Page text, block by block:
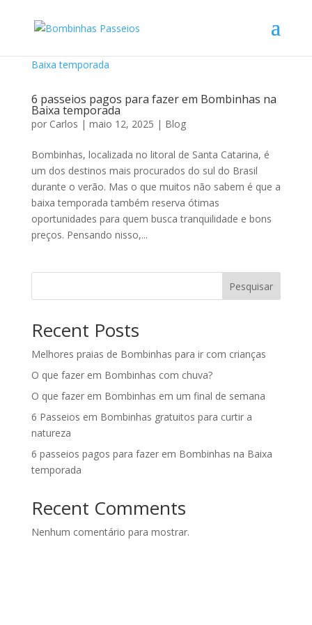
6 passeios pagos para fazer em Bombinhas na
Baixa temporada
por Carlos | maio 12, 2025 | Blog
Bombinhas, localizada no litoral de Santa Catarina, é
um dos destinos mais procurados do sul do Brasil
durante o verão. Mas o que muitos não sabem é que a
baixa temporada também reserva ótimas
oportunidades para quem busca tranquilidade e bons
preços. Pensando nisso,...
Pesquisar
Recent Posts
Melhores praias de Bombinhas para ir com crianças
O que fazer em Bombinhas com chuva?
O que fazer em Bombinhas em um final de semana
6 Passeios em Bombinhas gratuitos para curtir a
natureza
6 passeios pagos para fazer em Bombinhas na Baixa
temporada
Recent Comments
Nenhum comentário para mostrar.